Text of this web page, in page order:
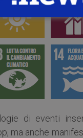
di eventi
ma anche